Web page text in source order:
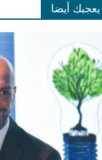
يعجبك أيضا